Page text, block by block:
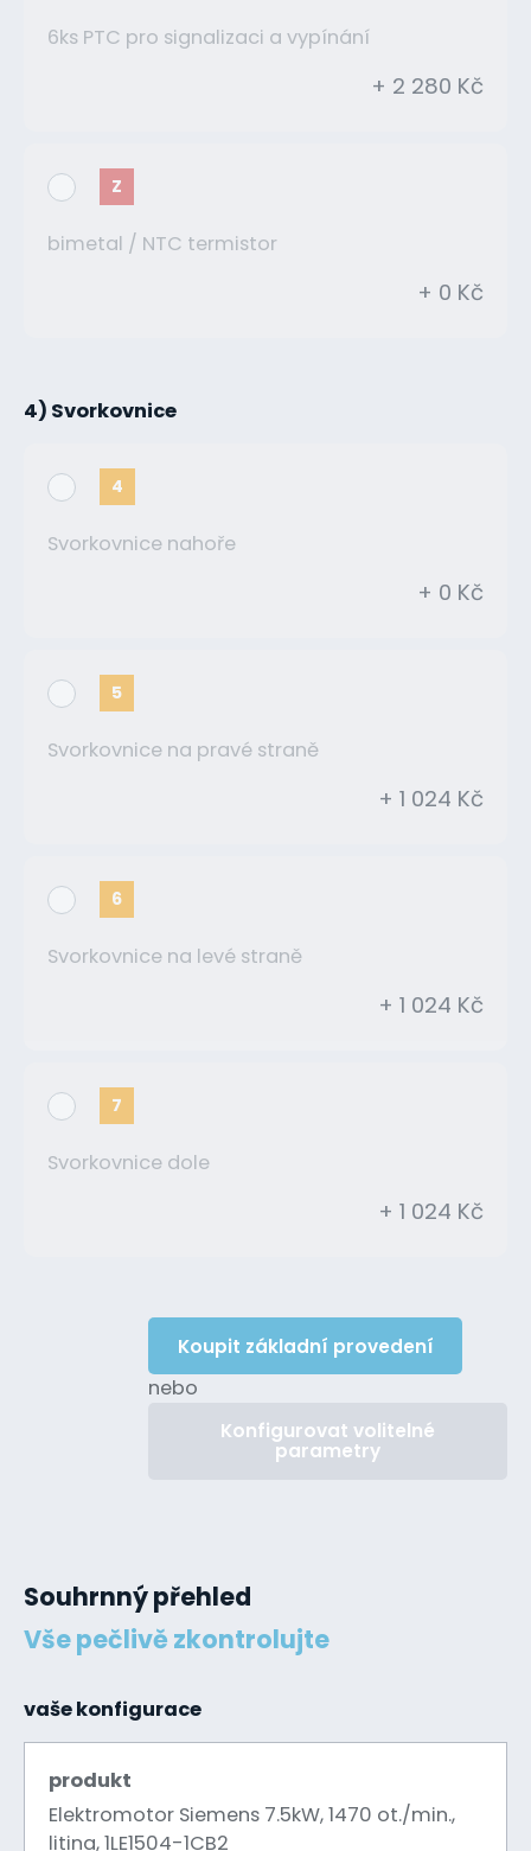
6ks PTC pro signalizaci a vypínání
+ 2 280 Kč
Z
bimetal / NTC termistor
+ 0 Kč
4) Svorkovnice
4
Svorkovnice nahoře
+ 0 Kč
5
Svorkovnice na pravé straně
+ 1 024 Kč
6
Svorkovnice na levé straně
+ 1 024 Kč
7
Svorkovnice dole
+ 1 024 Kč
Koupit základní provedení
nebo
Konfigurovat volitelné
parametry
Souhrnný přehled
Vše pečlivě zkontrolujte
vaše konfigurace
produkt
Elektromotor Siemens 7.5kW, 1470 ot./min.,
litina, 1LE1504-1CB2